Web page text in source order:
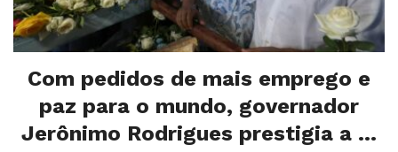
Com pedidos de mais emprego e
paz para o mundo, governador
Jerônimo Rodrigues prestigia a ...